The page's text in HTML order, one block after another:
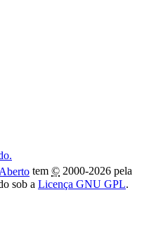
tem © 2000-2026 pela
sob a Licença GNU GPL.